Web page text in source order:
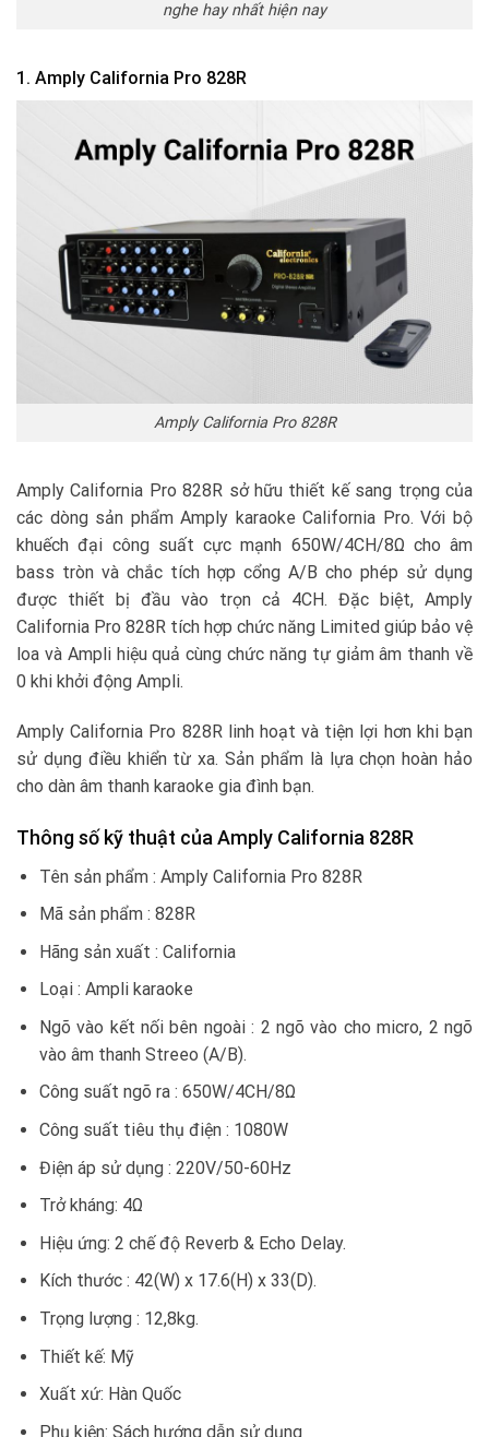
nghe hay nhất hiện nay
1. Amply California Pro 828R
Amply California Pro 828R
Amply California Pro 828R sở hữu thiết kế sang trọng của
các dòng sản phẩm Amply karaoke California Pro. Với bộ
khuếch đại công suất cực mạnh 650W/4CH/8Ω cho âm
bass tròn và chắc tích hợp cổng A/B cho phép sử dụng
được thiết bị đầu vào trọn cả 4CH. Đặc biệt, Amply
California Pro 828R tích hợp chức năng Limited giúp bảo vệ
loa và Ampli hiệu quả cùng chức năng tự giảm âm thanh về
0 khi khởi động Ampli.
Amply California Pro 828R linh hoạt và tiện lợi hơn khi bạn
sử dụng điều khiển từ xa. Sản phẩm là lựa chọn hoàn hảo
cho dàn âm thanh karaoke gia đình bạn.
Thông số kỹ thuật của Amply California 828R
Tên sản phẩm : Amply California Pro 828R
Mã sản phẩm : 828R
Hãng sản xuất : California
Loại : Ampli karaoke
Ngõ vào kết nối bên ngoài : 2 ngõ vào cho micro, 2 ngõ
vào âm thanh Streeo (A/B).
Công suất ngõ ra : 650W/4CH/8Ω
Công suất tiêu thụ điện : 1080W
Điện áp sử dụng : 220V/50-60Hz
Trở kháng: 4Ω
Hiệu ứng: 2 chế độ Reverb & Echo Delay.
Kích thước : 42(W) x 17.6(H) x 33(D).
Trọng lượng : 12,8kg.
Thiết kế: Mỹ
Xuất xứ: Hàn Quốc
Phụ kiện: Sách hướng dẫn sử dụng